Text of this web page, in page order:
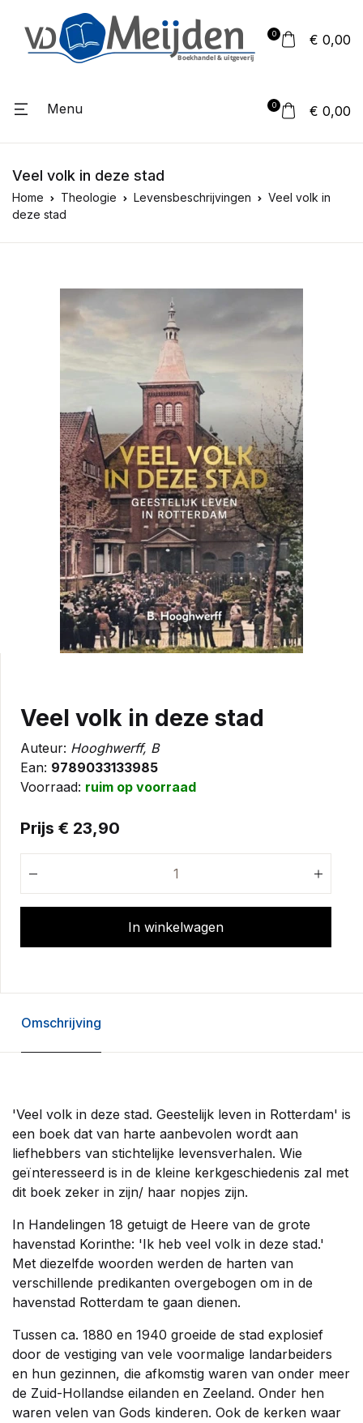
0 € 0,00
Menu 0 € 0,00
Veel volk in deze stad
Home Theologie Levensbeschrijvingen
Veel volk in
deze stad
Veel volk in deze stad
Auteur: Hooghwerff, B
Ean: 9789033133985
Voorraad: ruim op voorraad
Prijs € 23,90
In winkelwagen
Omschrijving
'Veel volk in deze stad. Geestelijk leven in Rotterdam' is
een boek dat van harte aanbevolen wordt aan
liefhebbers van stichtelijke levensverhalen. Wie
geïnteresseerd is in de kleine kerkgeschiedenis zal met
dit boek zeker in zijn/ haar nopjes zijn.
In Handelingen 18 getuigt de Heere van de grote
havenstad Korinthe: 'Ik heb veel volk in deze stad.'
Met diezelfde woorden werden de harten van
verschillende predikanten overgebogen om in de
havenstad Rotterdam te gaan dienen.
Tussen ca. 1880 en 1940 groeide de stad explosief
door de vestiging van vele voormalige landarbeiders
en hun gezinnen, die afkomstig waren van onder meer
de Zuid-Hollandse eilanden en Zeeland. Onder hen
waren velen van Gods kinderen. Ook de kerken waar